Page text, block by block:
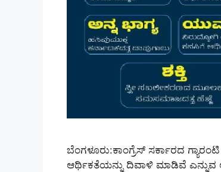
ಬೆಂಗಳೂರು:ಕಾಂಗ್ರೆಸ್ ಸರ್ಕಾರದ
ಆರ್ಥಿಕತೆಯನ್ನು ದಿವಾಳಿ ಮಾಡಿವೆ ಎನ್ನುವ